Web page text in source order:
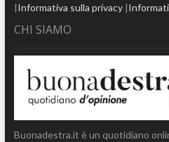
|Informativa sulla privacy|
CHI SIAMO
Buonadestra.it è un quotidiano